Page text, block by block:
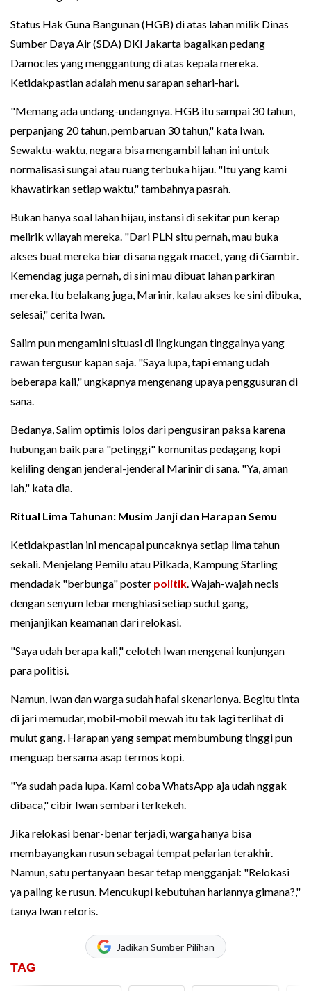
Status Hak Guna Bangunan (HGB) di atas lahan milik Dinas
Sumber Daya Air (SDA) DKI Jakarta bagaikan pedang
Damocles yang menggantung di atas kepala mereka.
Ketidakpastian adalah menu sarapan sehari-hari.
"Memang ada undang-undangnya. HGB itu sampai 30 tahun,
perpanjang 20 tahun, pembaruan 30 tahun," kata Iwan.
Sewaktu-waktu, negara bisa mengambil lahan ini untuk
normalisasi sungai atau ruang terbuka hijau. "Itu yang kami
khawatirkan setiap waktu," tambahnya pasrah.
Bukan hanya soal lahan hijau, instansi di sekitar pun kerap
melirik wilayah mereka. "Dari PLN situ pernah, mau buka
akses buat mereka biar di sana nggak macet, yang di Gambir.
Kemendag juga pernah, di sini mau dibuat lahan parkiran
mereka. Itu belakang juga, Marinir, kalau akses ke sini dibuka,
selesai," cerita Iwan.
Salim pun mengamini situasi di lingkungan tinggalnya yang
rawan tergusur kapan saja. "Saya lupa, tapi emang udah
beberapa kali," ungkapnya mengenang upaya penggusuran di
sana.
Bedanya, Salim optimis lolos dari pengusiran paksa karena
hubungan baik para "petinggi" komunitas pedagang kopi
keliling dengan jenderal-jenderal Marinir di sana. "Ya, aman
lah," kata dia.
Ritual Lima Tahunan: Musim Janji dan Harapan Semu
Ketidakpastian ini mencapai puncaknya setiap lima tahun
sekali. Menjelang Pemilu atau Pilkada, Kampung Starling
mendadak "berbunga" poster politik. Wajah-wajah necis
dengan senyum lebar menghiasi setiap sudut gang,
menjanjikan keamanan dari relokasi.
"Saya udah berapa kali," celoteh Iwan mengenai kunjungan
para politisi.
Namun, Iwan dan warga sudah hafal skenarionya. Begitu tinta
di jari memudar, mobil-mobil mewah itu tak lagi terlihat di
mulut gang. Harapan yang sempat membumbung tinggi pun
menguap bersama asap termos kopi.
"Ya sudah pada lupa. Kami coba WhatsApp aja udah nggak
dibaca," cibir Iwan sembari terkekeh.
Jika relokasi benar-benar terjadi, warga hanya bisa
membayangkan rusun sebagai tempat pelarian terakhir.
Namun, satu pertanyaan besar tetap mengganjal: "Relokasi
ya paling ke rusun. Mencukupi kebutuhan hariannya gimana?,"
tanya Iwan retoris.
Jadikan Sumber Pilihan
TAG